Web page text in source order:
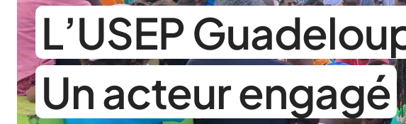
L’USEP
Un acteur engagé